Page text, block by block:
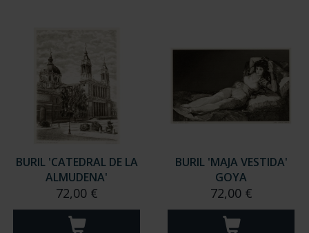
BURIL 'CATEDRAL DE LA
ALMUDENA'
72,00 €
BURIL 'MAJA VESTIDA'
GOYA
72,00 €